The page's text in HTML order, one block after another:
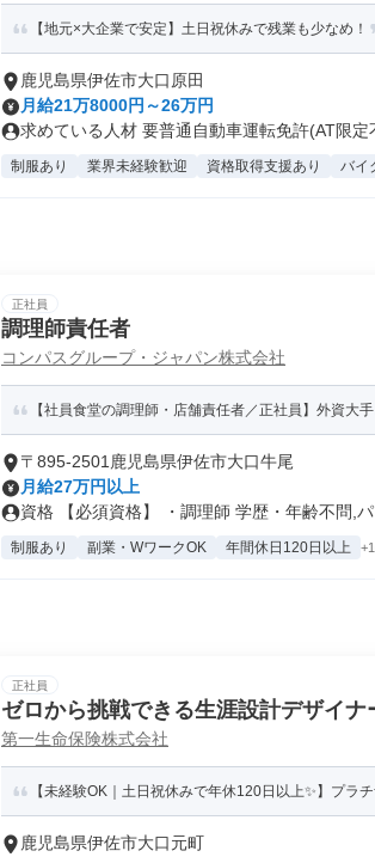
【地元×大企業で安定】土日祝休みで残業も少なめ！
鹿児島県伊佐市大口原田
月給21万8000円～26万円
求めている人材 要普通自動車運転免許(AT限定
制服あり 業界未経験歓迎 資格取得支援あり バイ
正社員
調理師責任者
コンパスグループ・ジャパン株式会社
【社員食堂の調理師・店舗責任者／正社員】外資大
〒895-2501鹿児島県伊佐市大口牛尾
月給27万円以上
資格 【必須資格】 ・調理師 学歴・年齢不問,パ
制服あり 副業・WワークOK 年間休日120日以上
正社員
ゼロから挑戦できる生涯設計デザイナ
第一生命保険株式会社
【未経験OK｜土日祝休みで年休120日以上✨】プラ
鹿児島県伊佐市大口元町